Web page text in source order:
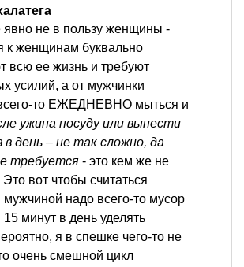
не в пользу женщины -
к женщинам буквально
всю ее жизнь и требуют
усилий, а от мужчинки
всего-то ЕЖЕДНЕВНО мыться и
ужина посуду или вынести
в день – не так сложно, да
требуется - это кем же не
Это вот чтобы считаться
надо всего-то мусор
минут в день уделять
я в спешке чего-то не
очень смешной цикл